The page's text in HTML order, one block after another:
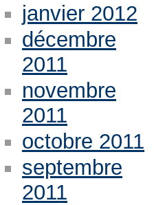
janvier 2012
décembre
2011
novembre
2011
octobre 2011
septembre
2011